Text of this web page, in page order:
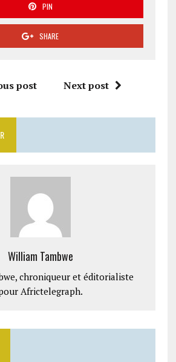
PIN
SHARE
post Next post
William Tambwe
chroniqueur et éditorialiste
Africtelegraph.